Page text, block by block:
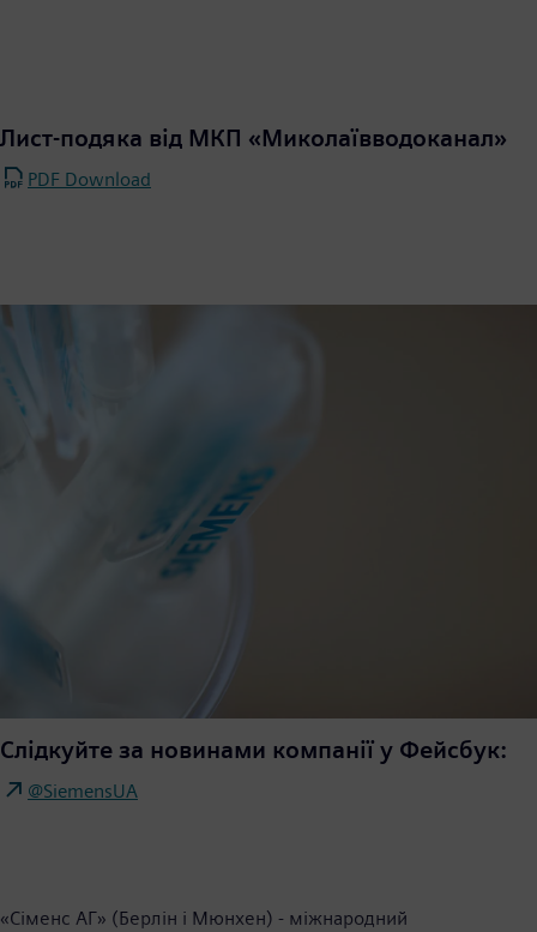
Лист-подяка від МКП «Миколаївводоканал»
PDF Download
Слідкуйте за новинами компанії у Фейсбук:
@SiemensUA
«Сіменс АГ» (Берлін і Мюнхен) - міжнародний